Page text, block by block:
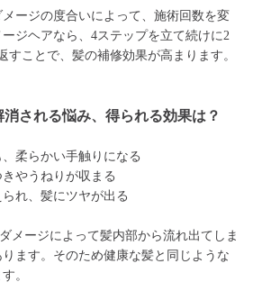
ージの度合いによって、施術回数を変
ジヘアなら、4ステップを立て続けに2
すことで、髪の補修効果が高まります。
される悩み、得られる効果は？
柔らかい手触りになる
やうねりが収まる
れ、髪にツヤが出る
メージによって髪内部から流れ出てしま
ます。そのため健康な髪と同じような
。